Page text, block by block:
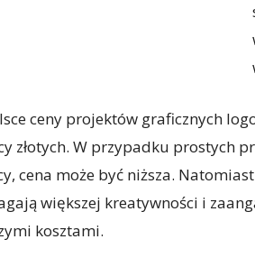
ceny projektów graficznych
złotych. W przypadku prostych
cena może być niższa.
większej kreatywności i
kosztami.